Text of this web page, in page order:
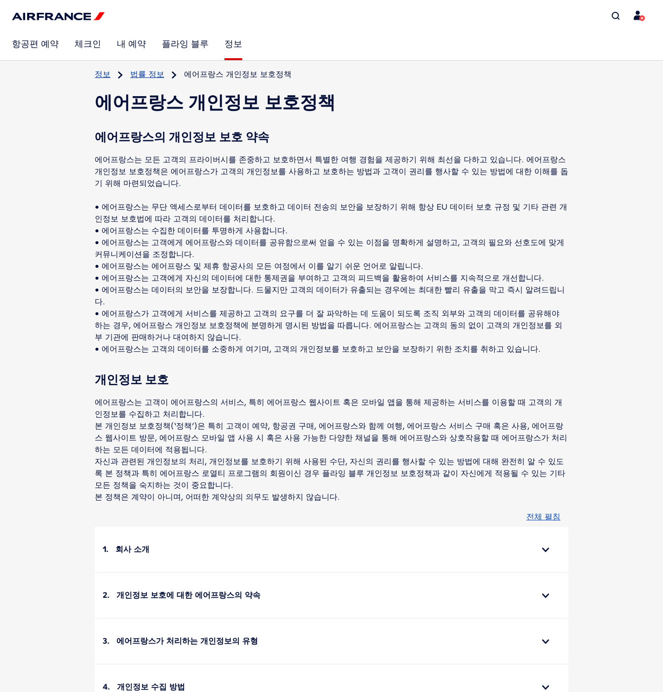
항공편 예약 체크인 내 예약 플라잉 블루 정보
정보 법률 정보 에어프랑스 개인정보 보호정책
에어프랑스 개인정보 보호정책
에어프랑스의 개인정보 보호 약속
에어프랑스는 모든 고객의 프라이버시를 존중하고 보호하면서 특별한 여행 경험을 제공하기 위해 최선을 다하고 있습니다. 에어프랑스
개인정보 보호정책은 에어프랑스가 고객의 개인정보를 사용하고 보호하는 방법과 고객이 권리를 행사할 수 있는 방법에 대한 이해를 돕
기 위해 마련되었습니다.
• 에어프랑스는 무단 액세스로부터 데이터를 보호하고 데이터 전송의 보안을 보장하기 위해 항상 EU 데이터 보호 규정 및 기타 관련 개
인정보 보호법에 따라 고객의 데이터를 처리합니다.
• 에어프랑스는 수집한 데이터를 투명하게 사용합니다.
• 에어프랑스는 고객에게 에어프랑스와 데이터를 공유함으로써 얻을 수 있는 이점을 명확하게 설명하고, 고객의 필요와 선호도에 맞게
커뮤니케이션을 조정합니다.
• 에어프랑스는 에어프랑스 및 제휴 항공사의 모든 여정에서 이를 알기 쉬운 언어로 알립니다.
• 에어프랑스는 고객에게 자신의 데이터에 대한 통제권을 부여하고 고객의 피드백을 활용하여 서비스를 지속적으로 개선합니다.
• 에어프랑스는 데이터의 보안을 보장합니다. 드물지만 고객의 데이터가 유출되는 경우에는 최대한 빨리 유출을 막고 즉시 알려드립니
다.
• 에어프랑스가 고객에게 서비스를 제공하고 고객의 요구를 더 잘 파악하는 데 도움이 되도록 조직 외부와 고객의 데이터를 공유해야
하는 경우, 에어프랑스 개인정보 보호정책에 분명하게 명시된 방법을 따릅니다. 에어프랑스는 고객의 동의 없이 고객의 개인정보를 외
부 기관에 판매하거나 대여하지 않습니다.
• 에어프랑스는 고객의 데이터를 소중하게 여기며, 고객의 개인정보를 보호하고 보안을 보장하기 위한 조치를 취하고 있습니다.
개인정보 보호
에어프랑스는 고객이 에어프랑스의 서비스, 특히 에어프랑스 웹사이트 혹은 모바일 앱을 통해 제공하는 서비스를 이용할 때 고객의 개
인정보를 수집하고 처리합니다.
본 개인정보 보호정책(‘정책’)은 특히 고객이 예약, 항공권 구매, 에어프랑스와 함께 여행, 에어프랑스 서비스 구매 혹은 사용, 에어프랑
스 웹사이트 방문, 에어프랑스 모바일 앱 사용 시 혹은 사용 가능한 다양한 채널을 통해 에어프랑스와 상호작용할 때 에어프랑스가 처리
하는 모든 데이터에 적용됩니다.
자신과 관련된 개인정보의 처리, 개인정보를 보호하기 위해 사용된 수단, 자신의 권리를 행사할 수 있는 방법에 대해 완전히 알 수 있도
록 본 정책과 특히 에어프랑스 로열티 프로그램의 회원이신 경우 플라잉 블루 개인정보 보호정책과 같이 자신에게 적용될 수 있는 기타
모든 정책을 숙지하는 것이 중요합니다.
본 정책은 계약이 아니며, 어떠한 계약상의 의무도 발생하지 않습니다.
전체 펼침
1. 회사 소개
2. 개인정보 보호에 대한 에어프랑스의 약속
3. 에어프랑스가 처리하는 개인정보의 유형
4. 개인정보 수집 방법